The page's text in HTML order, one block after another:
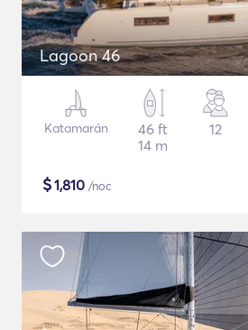
Lagoon 46
Katamarán
46 ft
14 m
12
$1,810 /noc